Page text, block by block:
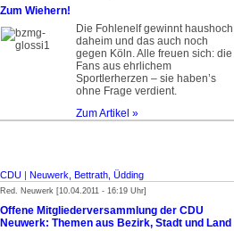
Zum Wiehern!
Die Fohlenelf gewinnt haushoch
daheim und das auch noch
gegen Köln. Alle freuen sich: die
Fans aus ehrlichem
Sportlerherzen – sie haben’s
ohne Frage verdient.
Zum Artikel »
CDU | Neuwerk, Bettrath, Üdding
Red. Neuwerk [10.04.2011 - 16:19 Uhr]
Offene Mitgliederversammlung der CDU
Neuwerk: Themen aus Bezirk, Stadt und Land